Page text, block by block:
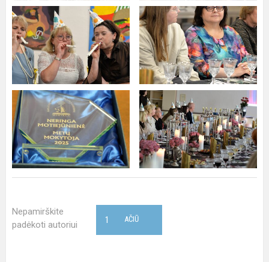
Nepamirškite
padėkoti autoriui
AČIŪ
1